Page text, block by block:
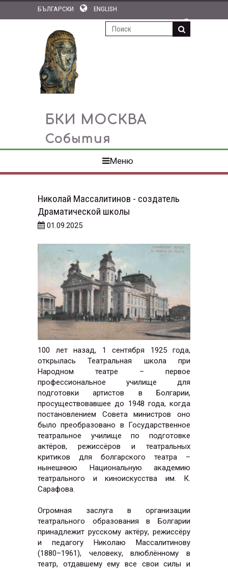
БЪЛГАРСКИ
ENGLISH
ПОДПИСКА НА НОВОСТИ
БКИ МОСКВА
События
Меню
Николай Массалитинов - создатель
Драматической школы
01.09.2025
100 лет назад, 1 сентября 1925 года,
открылась Театральная школа при
Народном театре – первое
профессиональное училище для
подготовки артистов в Болгарии,
просуществовавшее до 1948 года, когда
постановлением Совета министров оно
было преобразовано в Государственное
театральное училище по подготовке
актёров, режиссёров и театральных
критиков для болгарского театра –
нынешнюю Национальную академию
театрального и киноискусства им. К.
Сарафова.
Огромная заслуга в организации
театрального образования в Болгарии
принадлежит русскому актёру, режиссёру
и педагогу Николаю Массалитинову
(1880–1961), человеку, влюблённому в
театр, отдавшему ему все свои силы и